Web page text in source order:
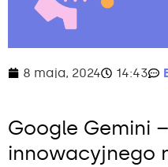
8 maja, 2024 14:43
Google Gemini
innowacyjnego